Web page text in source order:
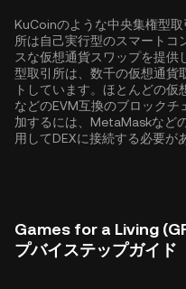
KuCoinのような中央集権型取
所は自己実行型のスマートコ
スな仮想通貨スワップを提供
型取引所は、数千の仮想通貨
トしています。ほとんどの仮
などのEVM互換のブロックチ
加するには、MetaMaskなど
用してDEXに接続する必要が
Games for a Living
プバイステップガイド